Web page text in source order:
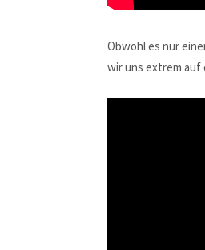
Obwohl es nur
wir uns extrem